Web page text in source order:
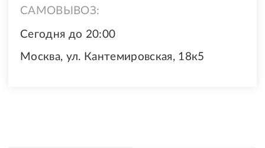
САМОВЫВОЗ:
Сегодня до 20:00
Москва, ул. Кантемировская, 18к5